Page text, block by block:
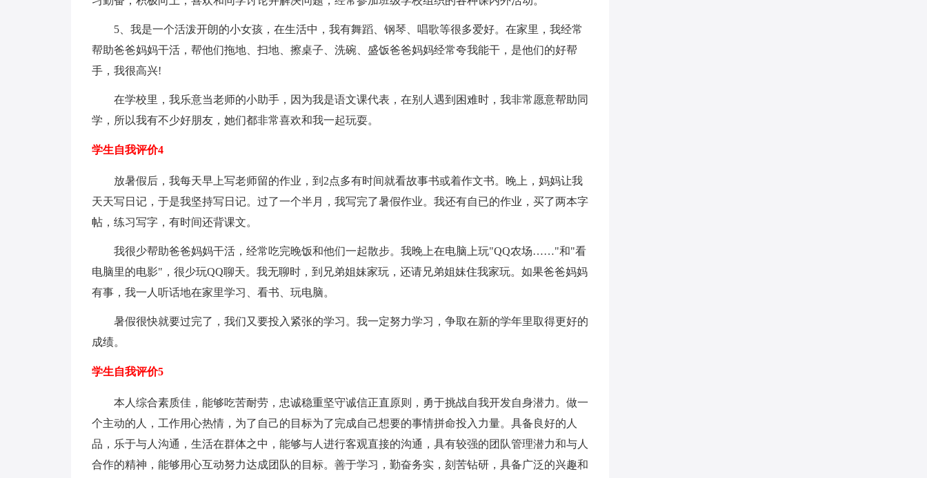
5、我是一个活泼开朗的小女孩，在生活中，我有舞蹈、钢琴、唱歌等很多爱好。在家里，我经常
帮助爸爸妈妈干活，帮他们拖地、扫地、擦桌子、洗碗、盛饭爸爸妈妈经常夸我能干，是他们的好帮
手，我很高兴!
在学校里，我乐意当老师的小助手，因为我是语文课代表，在别人遇到困难时，我非常愿意帮助同
学，所以我有不少好朋友，她们都非常喜欢和我一起玩耍。
学生自我评价4
放暑假后，我每天早上写老师留的作业，到2点多有时间就看故事书或着作文书。晚上，妈妈让我
天天写日记，于是我坚持写日记。过了一个半月，我写完了暑假作业。我还有自已的作业，买了两本字
帖，练习写字，有时间还背课文。
我很少帮助爸爸妈妈干活，经常吃完晚饭和他们一起散步。我晚上在电脑上玩"QQ农场……"和"看
电脑里的电影"，很少玩QQ聊天。我无聊时，到兄弟姐妹家玩，还请兄弟姐妹住我家玩。如果爸爸妈妈
有事，我一人听话地在家里学习、看书、玩电脑。
暑假很快就要过完了，我们又要投入紧张的学习。我一定努力学习，争取在新的学年里取得更好的
成绩。
学生自我评价5
本人综合素质佳，能够吃苦耐劳，忠诚稳重坚守诚信正直原则，勇于挑战自我开发自身潜力。做一
个主动的人，工作用心热情，为了自己的目标为了完成自己想要的事情拼命投入力量。具备良好的人
品，乐于与人沟通，生活在群体之中，能够与人进行客观直接的沟通，具有较强的团队管理潜力和与人
合作的精神，能够用心互动努力达成团队的目标。善于学习，勤奋务实，刻苦钻研，具备广泛的兴趣和